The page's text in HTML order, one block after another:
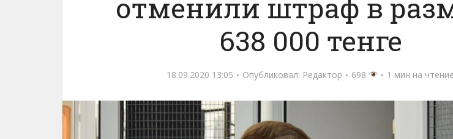
отменили штраф в
638 000 тенге
18.09.2020 13:05 Опубликовал: Редактор 698 1 мин на чтение